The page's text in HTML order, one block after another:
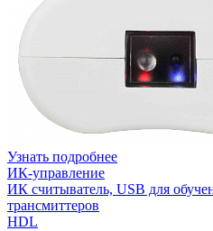
Узнать подробнее
ИК-управление
ИК считыватель, USB для
трансмиттеров
HDL